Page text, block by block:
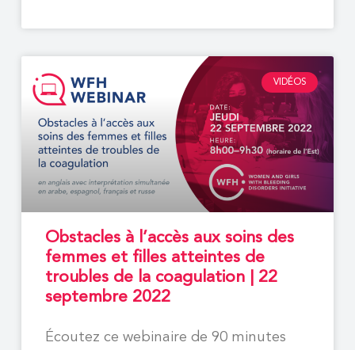
VIDÉOS
Obstacles à l’accès aux soins des
femmes et filles atteintes de
troubles de la coagulation | 22
septembre 2022
Écoutez ce webinaire de 90 minutes